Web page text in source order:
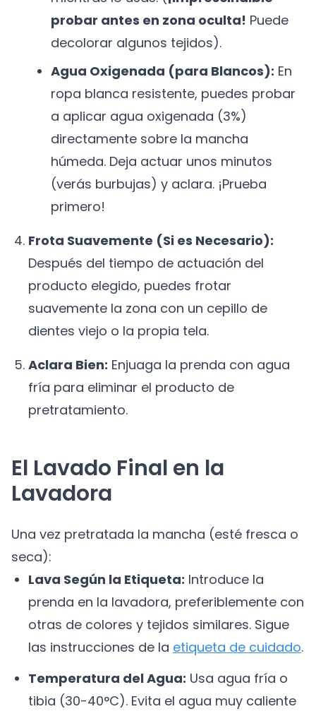
probar antes en zona oculta! Puede
decolorar algunos tejidos).
Agua Oxigenada (para Blancos): En
ropa blanca resistente, puedes probar
a aplicar agua oxigenada (3%)
directamente sobre la mancha
húmeda. Deja actuar unos minutos
(verás burbujas) y aclara. ¡Prueba
primero!
Frota Suavemente (Si es Necesario):
Después del tiempo de actuación del
producto elegido, puedes frotar
suavemente la zona con un cepillo de
dientes viejo o la propia tela.
Aclara Bien: Enjuaga la prenda con agua
fría para eliminar el producto de
pretratamiento.
El Lavado Final en la
Lavadora
Una vez pretratada la mancha (esté fresca o
seca):
Lava Según la Etiqueta: Introduce la
prenda en la lavadora, preferiblemente con
otras de colores y tejidos similares. Sigue
las instrucciones de la etiqueta de cuidado.
Temperatura del Agua: Usa agua fría o
tibia (30-40°C). Evita el agua muy caliente